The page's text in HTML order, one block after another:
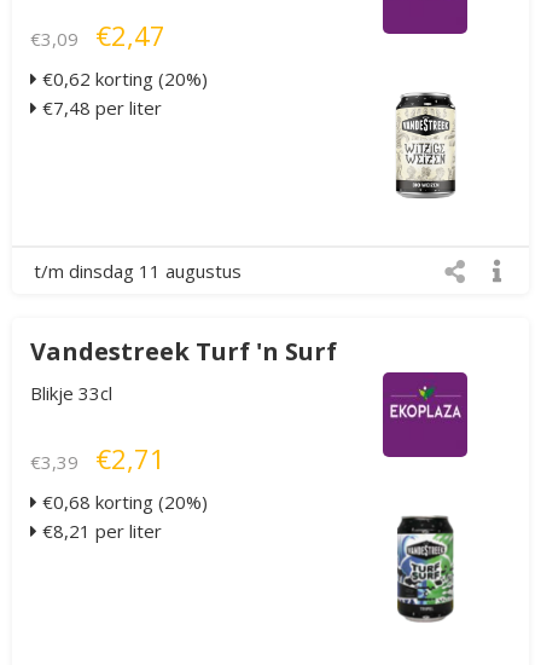
€3,09 €2,47
€0,62 korting (20%)
€7,48 per liter
t/m dinsdag 11 augustus
Vandestreek Turf 'n Surf
Blikje 33cl
€3,39 €2,71
€0,68 korting (20%)
€8,21 per liter